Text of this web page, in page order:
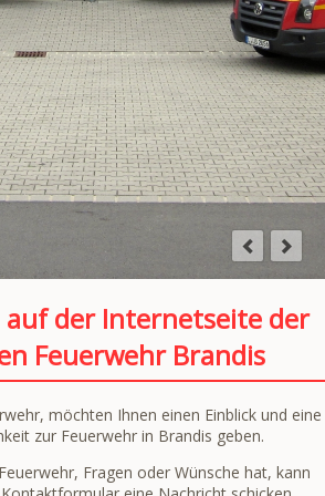
der Internetseite der
Feuerwehr Brandis
möchten Ihnen einen Einblick und eine
zur Feuerwehr in Brandis geben.
Fragen oder Wünsche hat, kann